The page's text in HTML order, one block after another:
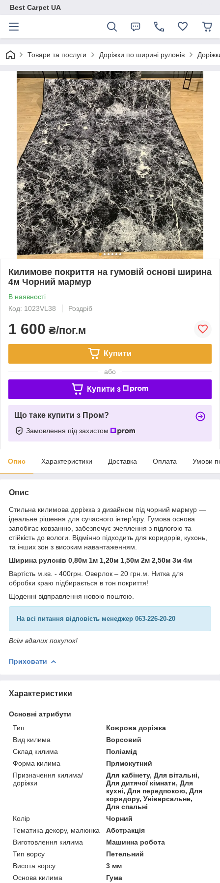
Best Carpet UA
Товари та послуги Доріжки по ширині рулонів
Килимове покриття на гумовій основі ширина
4м Чорний мармур
В наявності
Код: 1023VL38
Роздріб
1 600 ₴/пог.м
Купити
або
Купити з
Що таке купити з Пром?
Замовлення під захистом
Опис Характеристики Доставка Оплата Умови
Опис
Стильна килимова доріжка з дизайном під чорний мармур —
ідеальне рішення для сучасного інтер’єру. Гумова основа
запобігає ковзанню, забезпечує зчеплення з підлогою та
стійкість до вологи. Відмінно підходить для коридорів, кухонь,
та інших зон з високим навантаженням.
Ширина рулонів 0,80м 1м 1,20м 1,50м 2м 2,50м 3м 4м
Вартість м.кв. - 400грн. Оверлок – 20 грн.м. Нитка для
обробки краю підбирається в тон покриття!
Щоденні відправлення новою поштою.
На всі питання відповість менеджер 063-226-20-20
Всім вдалих покупок!
Приховати
Характеристики
Основні атрибути
Тип
Коврова доріжка
Вид килима
Ворсовий
Склад килима
Поліамід
Форма килима
Прямокутний
Призначення килима/
доріжки
Для кабінету, Для вітальні,
Для дитячої кімнати, Для
кухні, Для передпокою, Для
коридору, Універсальне,
Для спальні
Колір
Чорний
Тематика декору, малюнка
Абстракція
Виготовлення килима
Машинна робота
Тип ворсу
Петельний
Висота ворсу
3 мм
Основа килима
Гума